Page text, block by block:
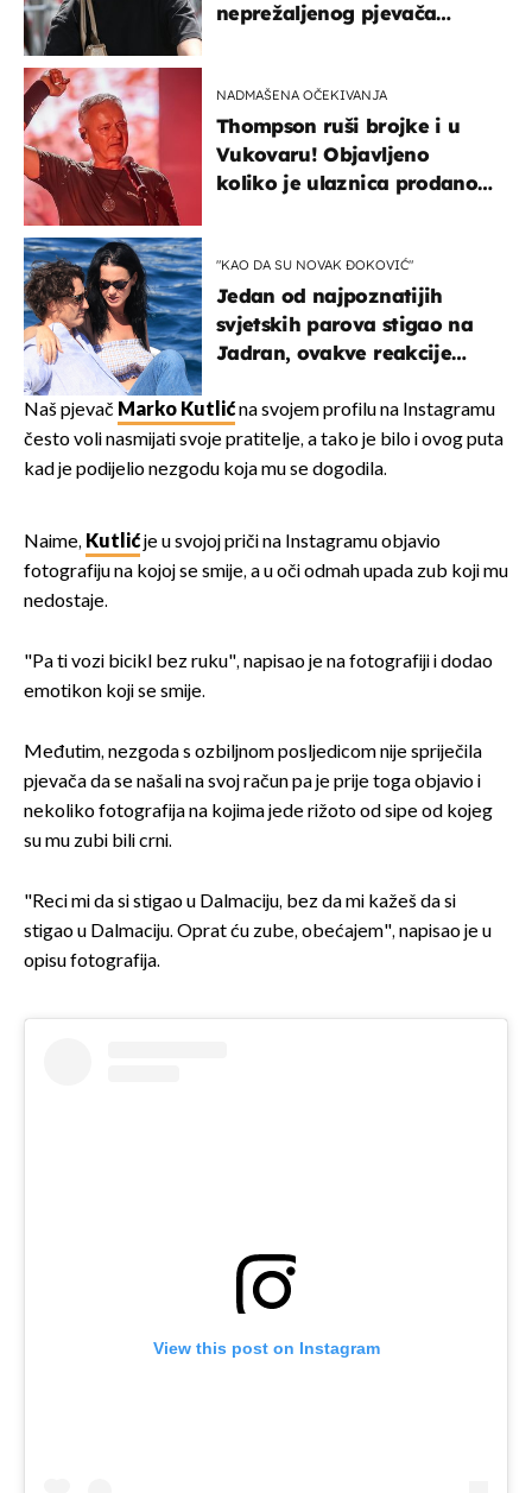
neprežaljenog pjevača
NADMAŠENA OČEKIVANJA
Thompson ruši brojke i u
Vukovaru! Objavljeno
koliko je ulaznica prodano
"KAO DA SU NOVAK ĐOKOVIĆ"
Jedan od najpoznatijih
svjetskih parova stigao na
Jadran, ovakve reakcije
Naš pjevač Marko Kutlićna svojem profilu na Instagramu
često voli nasmijati svoje pratitelje, a tako je bilo i ovog puta
kad je podijelio nezgodu koja mu se dogodila.
Naime, Kutlićje u svojoj priči na Instagramu objavio
fotografiju na kojoj se smije, a u oči odmah upada zub koji mu
nedostaje.
"Pa ti vozi bicikl bez ruku", napisao je na fotografiji i dodao
emotikon koji se smije.
Međutim, nezgoda s ozbiljnom posljedicom nije spriječila
pjevača da se našali na svoj račun pa je prije toga objavio i
nekoliko fotografija na kojima jede rižoto od sipe od kojeg
su mu zubi bili crni.
"Reci mi da si stigao u Dalmaciju, bez da mi kažeš da si
stigao u Dalmaciju. Oprat ću zube, obećajem", napisao je u
opisu fotografija.
View this post on Instagram